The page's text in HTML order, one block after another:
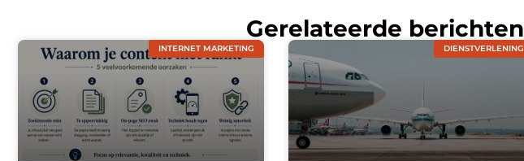
Gerelateerde berichten
INTERNET MARKETING DIENSTVERLENING